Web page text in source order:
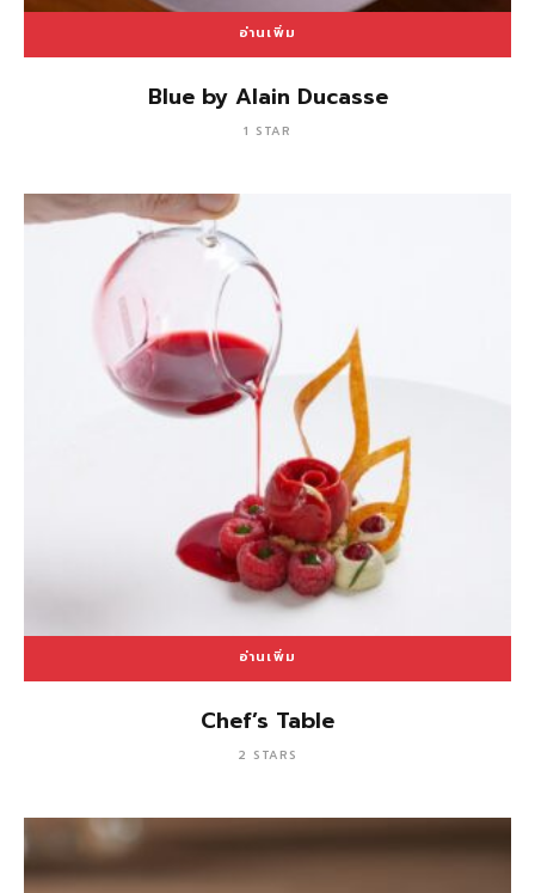
อ่านเพิ่ม
Blue by Alain Ducasse
1 STAR
อ่านเพิ่ม
Chef’s Table
2 STARS